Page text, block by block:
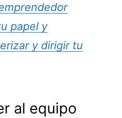
papel y
y dirigir tu
al equipo